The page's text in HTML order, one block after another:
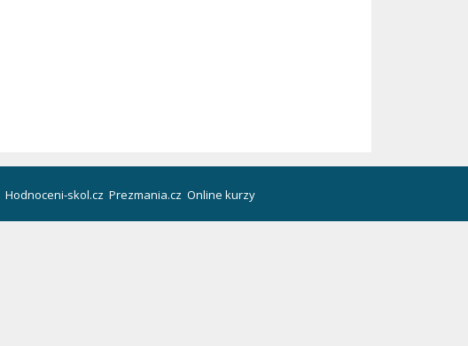
Hodnoceni-skol.cz Prezmania.cz Online kurzy